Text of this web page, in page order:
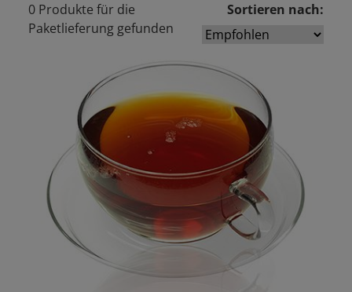
0 Produkte für die
Paketlieferung gefunden
Sortieren nach: